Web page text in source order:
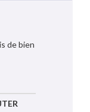
de bien